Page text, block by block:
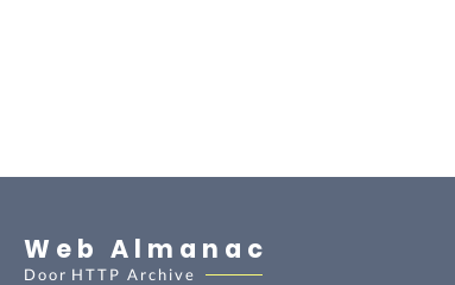
Web Almanac
Door HTTP Archive